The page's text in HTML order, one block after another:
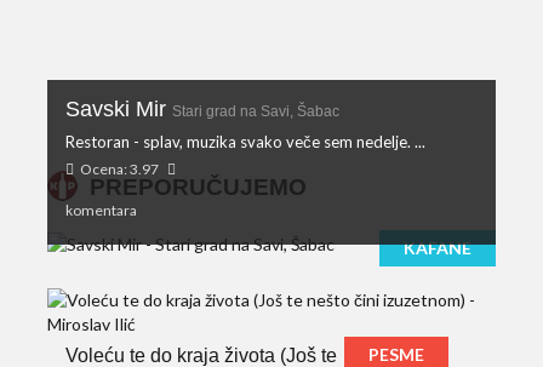
PREPORUČUJEMO
KAFANE
Savski Mir Stari grad na Savi, Šabac
Restoran - splav, muzika svako veče sem nedelje. ...
Ocena: 3.97
komentara
Voleću te do kraja života (Još te
PESME